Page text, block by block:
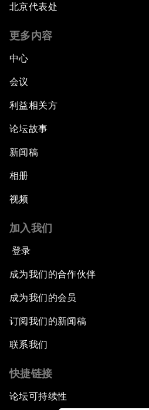
北京代表处
更多内容
中心
会议
利益相关方
论坛故事
新闻稿
相册
视频
加入我们
登录
成为我们的合作伙伴
成为我们的会员
订阅我们的新闻稿
联系我们
快捷链接
论坛可持续性